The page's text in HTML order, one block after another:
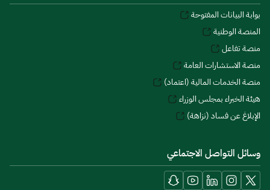
بوابة البيانات المفتوحة
المنصة الوطنية
منصة تفاعل
منصة الاستشارات العامة
منصة الخدمات المالية (اعتماد)
هيئة الخبراء بمجلس الوزراء
الإبلاغ عن فساد (نزاهة)
وسائل التواصل الاجتماعي